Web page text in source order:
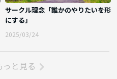
サークル理念「誰かのやりたいを形
にする」
2025/03/24
っと見る